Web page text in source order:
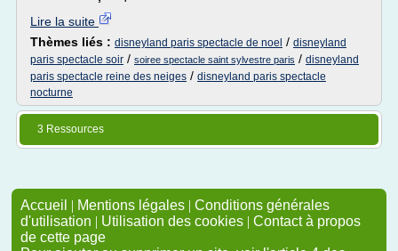
Lire la suite
Thèmes liés : disneyland paris spectacle de noel / disneyland
paris spectacle soir / soiree spectacle saint sylvestre paris / disneyland
paris spectacle reine des neiges / disneyland paris spectacle
nocturne
3 Ressources
Accueil | Mentions légales | Conditions générales
d'utilisation | Utilisation des cookies | Contact à propos
de cette page